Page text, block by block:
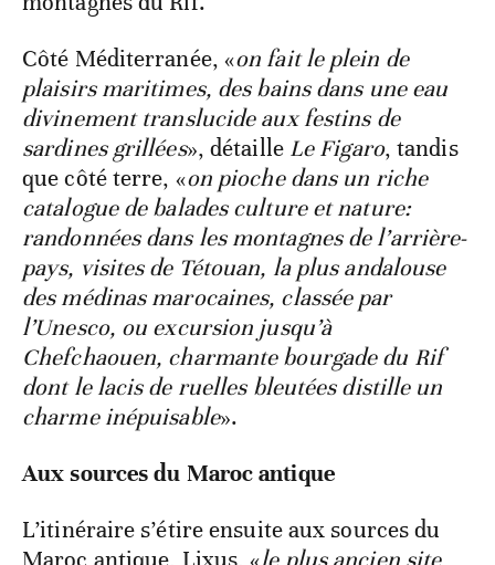
Côté Méditerranée, «on fait le plein de
plaisirs maritimes, des bains dans une eau
divinement translucide aux festins de
sardines grillées», détaille Le Figaro, tandis
que côté terre, «on pioche dans un riche
catalogue de balades culture et nature:
randonnées dans les montagnes de l’arrière-
pays, visites de Tétouan, la plus andalouse
des médinas marocaines, classée par
l’Unesco, ou excursion jusqu’à
Chefchaouen, charmante bourgade du Rif
dont le lacis de ruelles bleutées distille un
charme inépuisable».
Aux sources du Maroc antique
L’itinéraire s’étire ensuite aux sources du